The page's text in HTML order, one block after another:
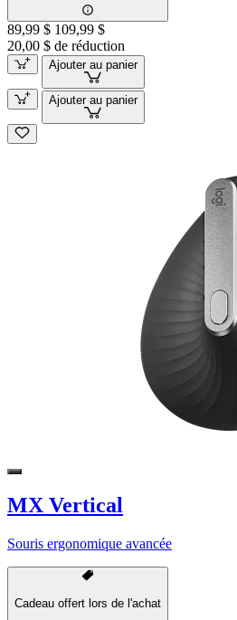
89,99 $ 109,99 $
20,00 $ de réduction
Ajouter au panier
Ajouter au panier
MX Vertical
Souris ergonomique avancée
Cadeau offert lors de l'achat